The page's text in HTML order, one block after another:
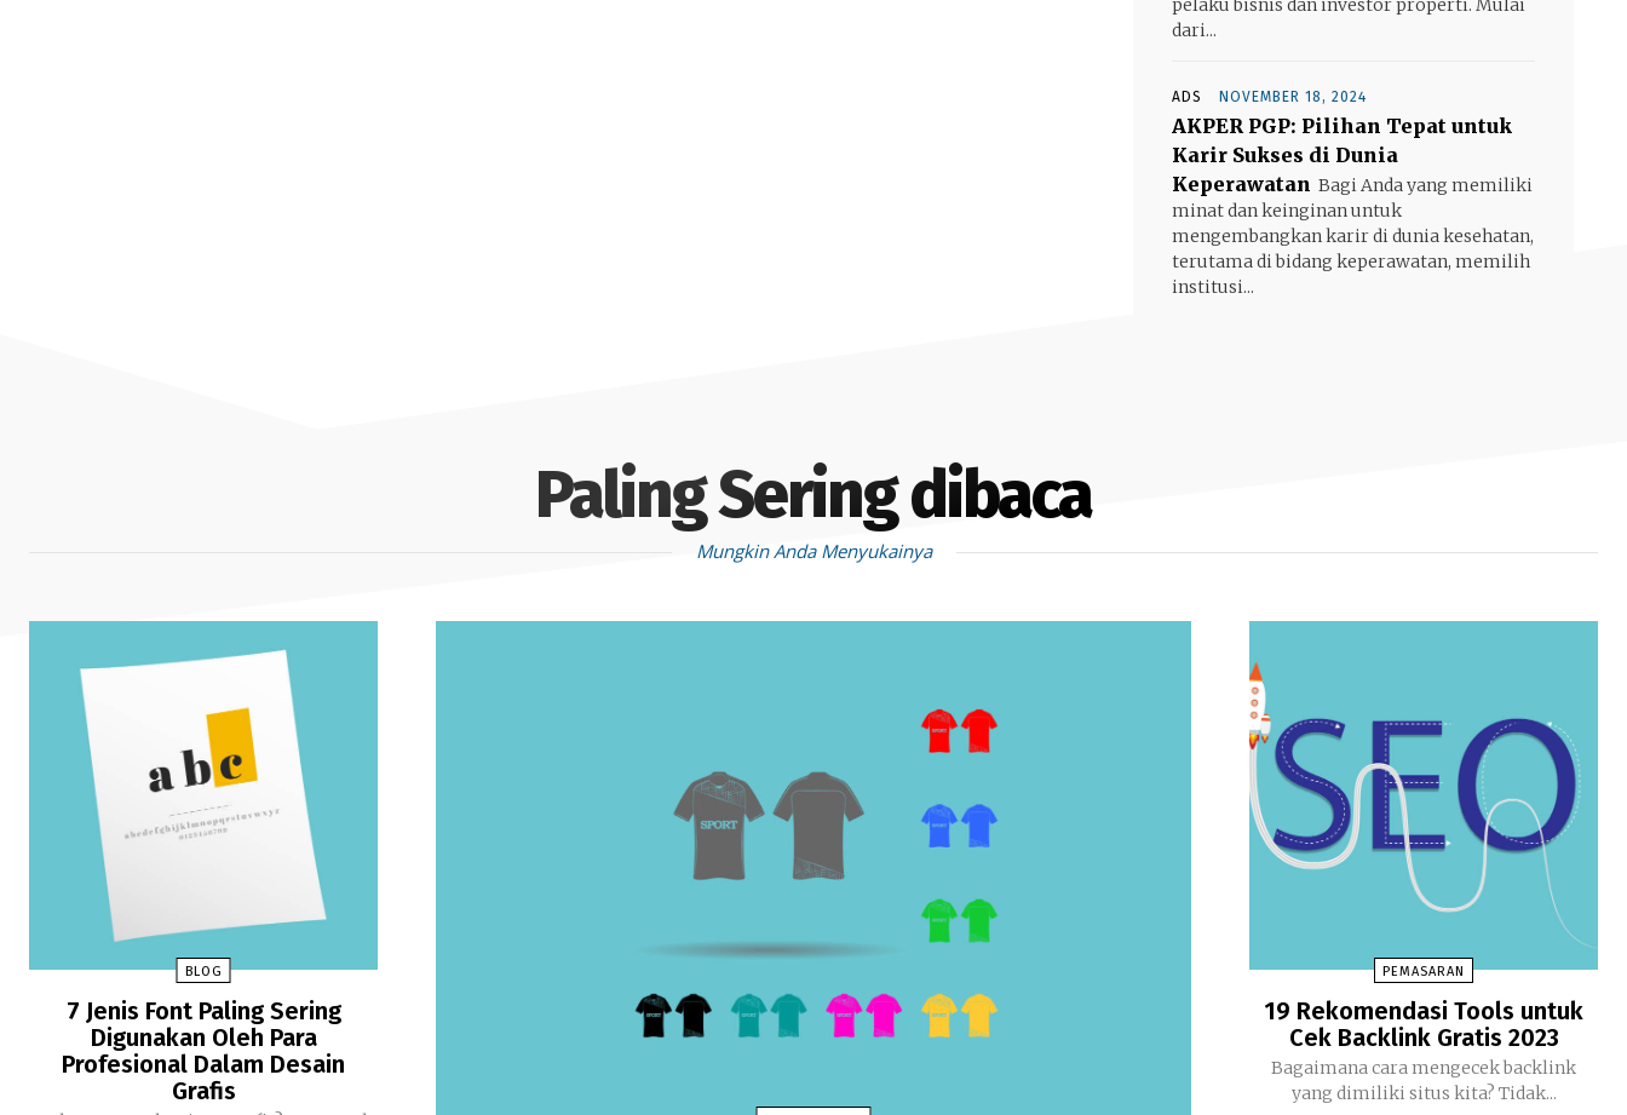
pelaku bisnis dan investor properti. Mulai
dari...
ADS NOVEMBER 18, 2024
AKPER PGP: Pilihan Tepat untuk
Karir Sukses di Dunia
Keperawatan Bagi Anda yang memiliki
minat dan keinginan untuk
mengembangkan karir di dunia kesehatan,
terutama di bidang keperawatan, memilih
institusi...
Paling Sering dibaca
Mungkin Anda Menyukainya
BLOG
7 Jenis Font Paling Sering
Digunakan Oleh Para
Profesional Dalam Desain
Grafis
PEMASARAN
19 Rekomendasi Tools untuk
Cek Backlink Gratis 2023
Bagaimana cara mengecek backlink
yang dimiliki situs kita? Tidak...